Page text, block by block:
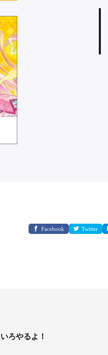
Facebook Twitter
ろやるよ！